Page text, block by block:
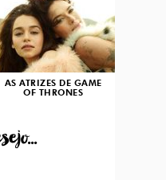
AS ATRIZES DE GAME
OF THRONES